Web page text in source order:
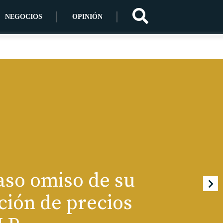
NEGOCIOS OPINIÓN
omiso de su
de precios